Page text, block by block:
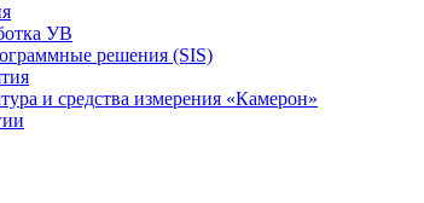
УВ
решения (SIS)
и средства измерения «Камерон»